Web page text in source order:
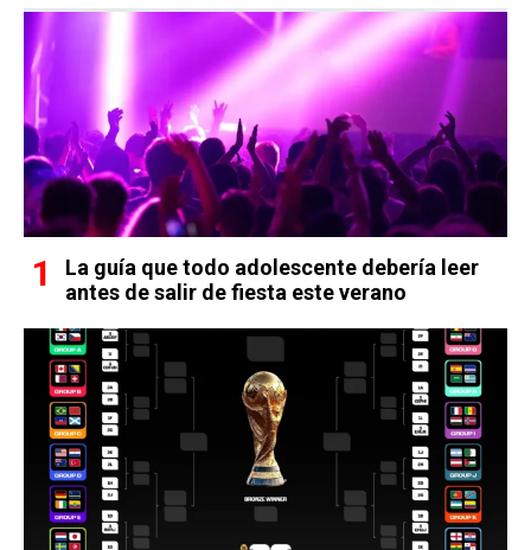
La guía que todo adolescente debería leer
antes de salir de fiesta este verano